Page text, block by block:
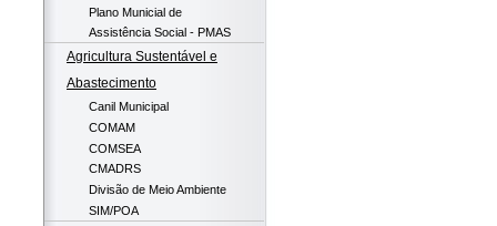
Plano Municial de
Assistência Social - PMAS
Agricultura Sustentável e
Abastecimento
Canil Municipal
COMAM
COMSEA
CMADRS
Divisão de Meio Ambiente
SIM/POA